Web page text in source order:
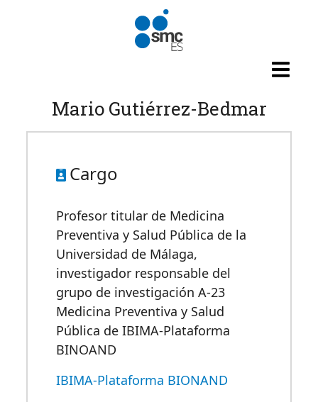
Pasar al contenido principal
Mario Gutiérrez-Bedmar
Cargo
Profesor titular de Medicina
Preventiva y Salud Pública de la
Universidad de Málaga,
investigador responsable del
grupo de investigación A-23
Medicina Preventiva y Salud
Pública de IBIMA-Plataforma
BINOAND
IBIMA-Plataforma BIONAND